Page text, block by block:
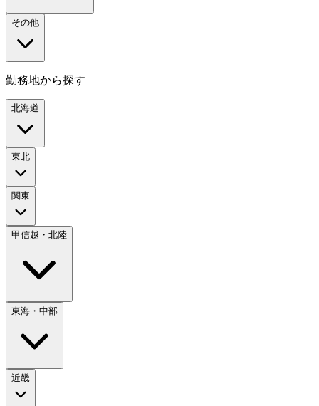
その他
勤務地から探す
北海道
東北
関東
甲信越・北陸
東海・中部
近畿